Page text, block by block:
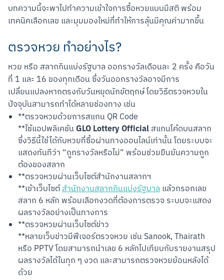
บทความนี้จะพาไปทำความเข้าใจการซื้อหวยแบบมีสติ พร้อม
เทคนิคเลือกเลข และมุมมองใหม่ที่ทำให้การลุ้นมีคุณค่ามากขึ้น
ตรวจหวย ทำอย่างไร?
หวย หรือ สลากกินแบ่งรัฐบาล ออกรางวัลเดือนละ 2 ครั้ง คือวัน
ที่ 1 และ 16 ของทุกเดือน ซึ่งวันออกรางวัลอาจมีการ
เปลี่ยนแปลงหากตรงกับวันหยุดนักขัตฤกษ์ โดยวิธีตรวจหวยใน
ปัจจุบันสามารถทำได้หลายช่องทาง เช่น
**ตรวจหวยด้วยการสแกน QR Code
**ใช้แอปพลิเคชันGLO Lottery Officialสแกนโค้ดบนสลาก
ซึ่งวิธีนี้ใช้ได้กับหวยที่ซื้อผ่านทางออนไลน์เท่านั้น โดยระบบจะ
แสดงทันทีว่า “ถูกรางวัลหรือไม่” พร้อมช่วยยืนยันความถูก
ต้องของสลาก
**ตรวจหวยผ่านเว็บไซต์สำนักงานสลากฯ
**เข้าเว็บไซต์สำนักงานสลากกินแบ่งรัฐบาลแล้วกรอกเลข
สลาก 6 หลัก พร้อมเลือกงวดที่ต้องการตรวจ ระบบจะแสดง
ผลรางวัลอย่างเป็นทางการ
**ตรวจหวยผ่านเว็บไซต์ข่าว
**หลายเว็บข่าวมีฟีเจอร์ตรวจหวย เช่น Sanook, Thairath
หรือ PPTV โดยสามารถนำเลข 6 หลักไปเทียบกับรายงานสรุป
ผลรางวัลได้ในทุก ๆ งวด และสามารถตรวจหวยย้อนหลังได้
ด้วย